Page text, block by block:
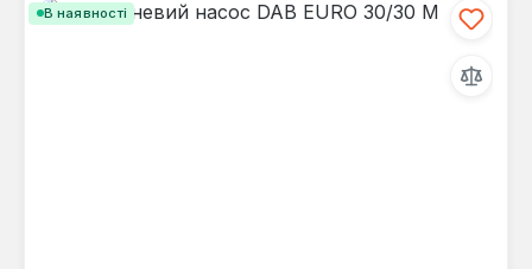
В наявності